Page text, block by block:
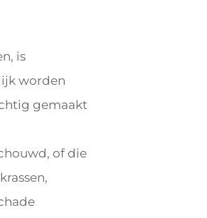
is
worden
gemaakt
of die